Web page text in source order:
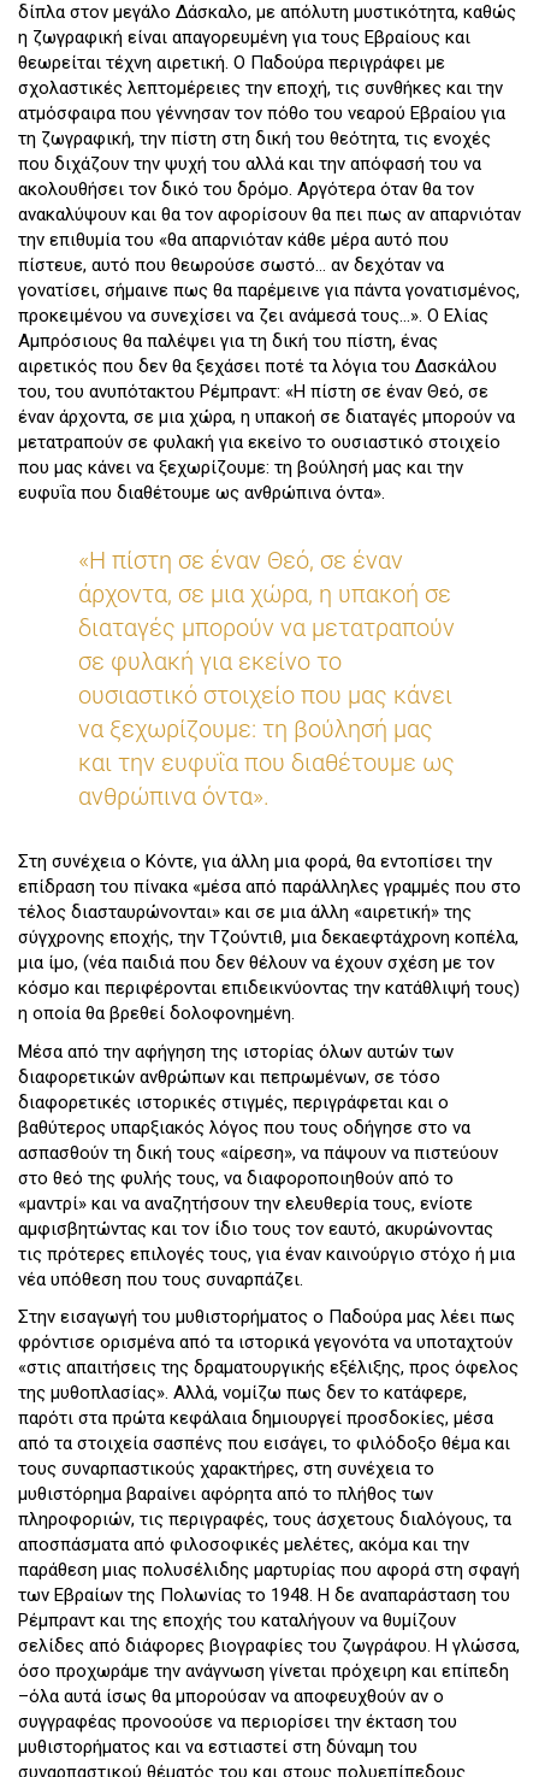
δίπλα στον μεγάλο Δάσκαλο, με απόλυτη μυστικότητα, καθώς
η ζωγραφική είναι απαγορευμένη για τους Εβραίους και
θεωρείται τέχνη αιρετική. Ο Παδούρα περιγράφει με
σχολαστικές λεπτομέρειες την εποχή, τις συνθήκες και την
ατμόσφαιρα που γέννησαν τον πόθο του νεαρού Εβραίου για
τη ζωγραφική, την πίστη στη δική του θεότητα, τις ενοχές
που διχάζουν την ψυχή του αλλά και την απόφασή του να
ακολουθήσει τον δικό του δρόμο. Αργότερα όταν θα τον
ανακαλύψουν και θα τον αφορίσουν θα πει πως αν απαρνιόταν
την επιθυμία του «θα απαρνιόταν κάθε μέρα αυτό που
πίστευε, αυτό που θεωρούσε σωστό… αν δεχόταν να
γονατίσει, σήμαινε πως θα παρέμεινε για πάντα γονατισμένος,
προκειμένου να συνεχίσει να ζει ανάμεσά τους…». Ο Ελίας
Αμπρόσιους θα παλέψει για τη δική του πίστη, ένας
αιρετικός που δεν θα ξεχάσει ποτέ τα λόγια του Δασκάλου
του, του ανυπότακτου Ρέμπραντ: «Η πίστη σε έναν Θεό, σε
έναν άρχοντα, σε μια χώρα, η υπακοή σε διαταγές μπορούν να
μετατραπούν σε φυλακή για εκείνο το ουσιαστικό στοιχείο
που μας κάνει να ξεχωρίζουμε: τη βούλησή μας και την
ευφυΐα που διαθέτουμε ως ανθρώπινα όντα».
«Η πίστη σε έναν Θεό, σε έναν
άρχοντα, σε μια χώρα, η υπακοή σε
διαταγές μπορούν να μετατραπούν
σε φυλακή για εκείνο το
ουσιαστικό στοιχείο που μας κάνει
να ξεχωρίζουμε: τη βούλησή μας
και την ευφυΐα που διαθέτουμε ως
ανθρώπινα όντα».
Στη συνέχεια ο Κόντε, για άλλη μια φορά, θα εντοπίσει την
επίδραση του πίνακα «μέσα από παράλληλες γραμμές που στο
τέλος διασταυρώνονται» και σε μια άλλη «αιρετική» της
σύγχρονης εποχής, την Τζούντιθ, μια δεκαεφτάχρονη κοπέλα,
μια ίμο, (νέα παιδιά που δεν θέλουν να έχουν σχέση με τον
κόσμο και περιφέρονται επιδεικνύοντας την κατάθλιψή τους)
η οποία θα βρεθεί δολοφονημένη.
Μέσα από την αφήγηση της ιστορίας όλων αυτών των
διαφορετικών ανθρώπων και πεπρωμένων, σε τόσο
διαφορετικές ιστορικές στιγμές, περιγράφεται και ο
βαθύτερος υπαρξιακός λόγος που τους οδήγησε στο να
ασπασθούν τη δική τους «αίρεση», να πάψουν να πιστεύουν
στο θεό της φυλής τους, να διαφοροποιηθούν από το
«μαντρί» και να αναζητήσουν την ελευθερία τους, ενίοτε
αμφισβητώντας και τον ίδιο τους τον εαυτό, ακυρώνοντας
τις πρότερες επιλογές τους, για έναν καινούργιο στόχο ή μια
νέα υπόθεση που τους συναρπάζει.
Στην εισαγωγή του μυθιστορήματος ο Παδούρα μας λέει πως
φρόντισε ορισμένα από τα ιστορικά γεγονότα να υποταχτούν
«στις απαιτήσεις της δραματουργικής εξέλιξης, προς όφελος
της μυθοπλασίας». Αλλά, νομίζω πως δεν το κατάφερε,
παρότι στα πρώτα κεφάλαια δημιουργεί προσδοκίες, μέσα
από τα στοιχεία σασπένς που εισάγει, το φιλόδοξο θέμα και
τους συναρπαστικούς χαρακτήρες, στη συνέχεια το
μυθιστόρημα βαραίνει αφόρητα από το πλήθος των
πληροφοριών, τις περιγραφές, τους άσχετους διαλόγους, τα
αποσπάσματα από φιλοσοφικές μελέτες, ακόμα και την
παράθεση μιας πολυσέλιδης μαρτυρίας που αφορά στη σφαγή
των Εβραίων της Πολωνίας το 1948. Η δε αναπαράσταση του
Ρέμπραντ και της εποχής του καταλήγουν να θυμίζουν
σελίδες από διάφορες βιογραφίες του ζωγράφου. Η γλώσσα,
όσο προχωράμε την ανάγνωση γίνεται πρόχειρη και επίπεδη
–όλα αυτά ίσως θα μπορούσαν να αποφευχθούν αν ο
συγγραφέας προνοούσε να περιορίσει την έκταση του
μυθιστορήματος και να εστιαστεί στη δύναμη του
συναρπαστικού θέματός του και στους πολυεπίπεδους